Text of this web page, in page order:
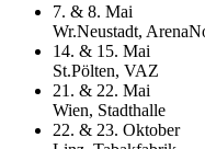
7. & 8. Mai
Wr.Neustadt,
14. & 15. Mai
St.Pölten, VAZ
21. & 22. Mai
Wien, Stadthalle
22. & 23. Oktober